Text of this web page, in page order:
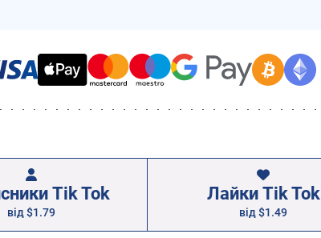
Tik Tok
від$1.79
Лайки Tik Tok
від$1.49